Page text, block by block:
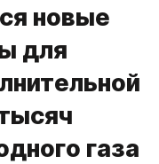
новые
для
газа